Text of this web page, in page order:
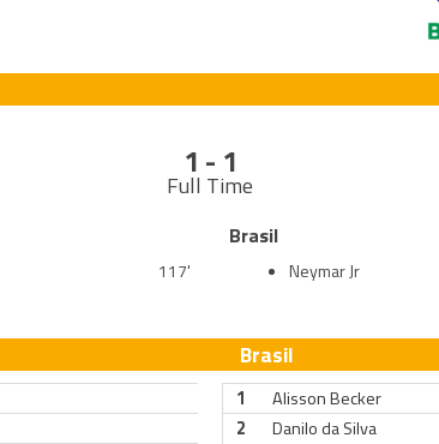
1 - 1
Full Time
117'
Brasil
Neymar Jr
Brasil
1
Alisson Becker
2
Danilo da Silva